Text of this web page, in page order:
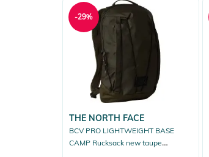
THE NORTH FACE
BCV PRO LIGHTWEIGHT BASE
CAMP Rucksack new taupe
-29%